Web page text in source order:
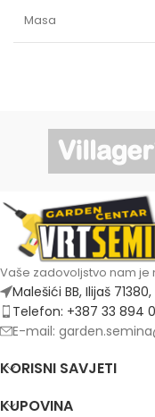
Masa
Vaše zadovoljstvo nam je
Malešići BB, Ilijaš
Telefon: +387 33 894
E-mail:
KORISNI SAVJETI
KUPOVINA